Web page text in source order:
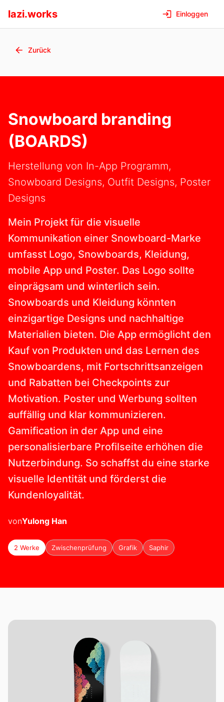
lazi.works Einloggen
Zurück
Snowboard branding
(BOARDS)
Herstellung von In-App Programm,
Snowboard Designs, Outfit Designs, Poster
Designs
Mein Projekt für die visuelle
Kommunikation einer Snowboard-Marke
umfasst Logo, Snowboards, Kleidung,
mobile App und Poster. Das Logo sollte
einprägsam und winterlich sein.
Snowboards und Kleidung könnten
einzigartige Designs und nachhaltige
Materialien bieten. Die App ermöglicht den
Kauf von Produkten und das Lernen des
Snowboardens, mit Fortschrittsanzeigen
und Rabatten bei Checkpoints zur
Motivation. Poster und Werbung sollten
auffällig und klar kommunizieren.
Gamification in der App und eine
personalisierbare Profilseite erhöhen die
Nutzerbindung. So schaffst du eine starke
visuelle Identität und förderst die
Kundenloyalität.
vonYulong Han
2 Werke Zwischenprüfung Grafik Saphir